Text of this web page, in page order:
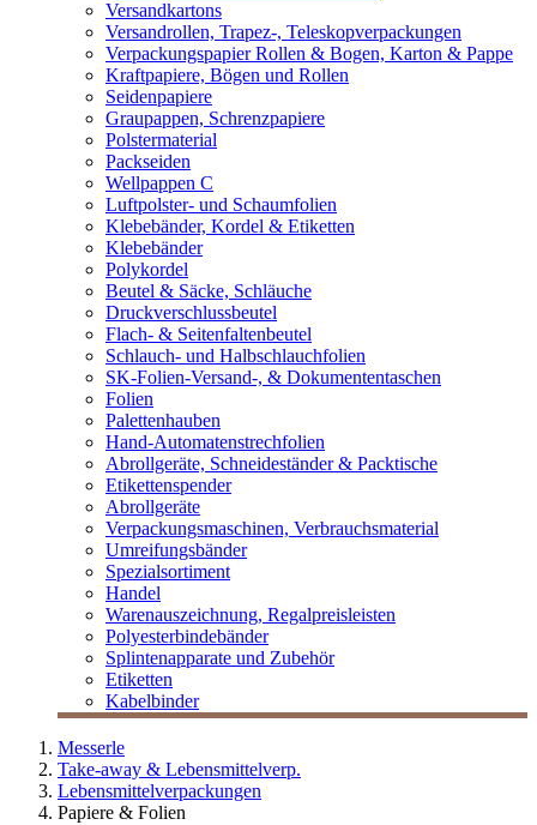
Versandkartons
Versandrollen, Trapez-, Teleskopverpackungen
Verpackungspapier Rollen & Bogen, Karton & Pappe
Kraftpapiere, Bögen und Rollen
Seidenpapiere
Graupappen, Schrenzpapiere
Polstermaterial
Packseiden
Wellpappen C
Luftpolster- und Schaumfolien
Klebebänder, Kordel & Etiketten
Klebebänder
Polykordel
Beutel & Säcke, Schläuche
Druckverschlussbeutel
Flach- & Seitenfaltenbeutel
Schlauch- und Halbschlauchfolien
SK-Folien-Versand-, & Dokumententaschen
Folien
Palettenhauben
Hand-Automatenstrechfolien
Abrollgeräte, Schneideständer & Packtische
Etikettenspender
Abrollgeräte
Verpackungsmaschinen, Verbrauchsmaterial
Umreifungsbänder
Spezialsortiment
Handel
Warenauszeichnung, Regalpreisleisten
Polyesterbindebänder
Splintenapparate und Zubehör
Etiketten
Kabelbinder
Messerle
Take-away & Lebensmittelverp.
Lebensmittelverpackungen
Papiere & Folien